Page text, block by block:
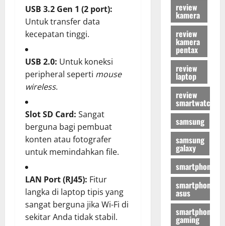
USB 3.2 Gen 1 (2 port):
Untuk transfer data
kecepatan tinggi.
USB 2.0: Untuk koneksi
peripheral seperti mouse
wireless.
Slot SD Card: Sangat
berguna bagi pembuat
konten atau fotografer
untuk memindahkan file.
LAN Port (RJ45): Fitur
langka di laptop tipis yang
sangat berguna jika Wi-Fi di
sekitar Anda tidak stabil.
review
kamera
review
kamera
pentax
review
laptop
review
smartwatch
samsung
samsung
galaxy
smartphone
smartphone
asus
smartphone
gaming